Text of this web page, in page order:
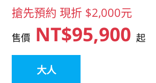
搶先預約 現折 $2,000元
售價 NT$95,900起
大人